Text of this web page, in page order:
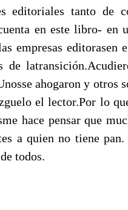
editoriales tanto de
en este libro- en
empresas
de
ahogaron y otros
el lector.Por lo
hace pensar que
a quien no tiene
todos.